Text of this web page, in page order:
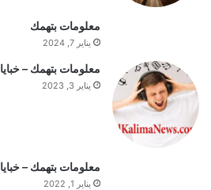
م
ا
معلومات بتهمك
يناير 7, 2024
معلومات بتهمك – خبايا
يناير 3, 2023
معلومات بتهمك – خبايا
يناير 1, 2022